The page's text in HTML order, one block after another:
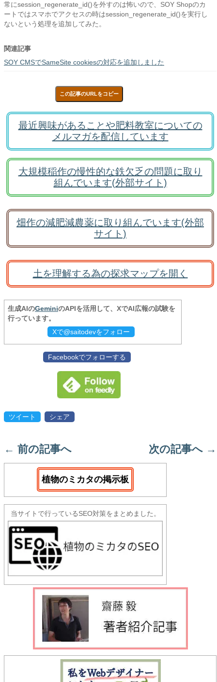
常にsession_regenerate_id()を外すのは怖いので、SOY Shopのカ
ートではスマホでアクセスの時はsession_regenerate_id()を実行し
ないという処理を追加してみた。
関連記事
SOY CMSでSameSite cookiesの対応を追加しました
この記事のURLをコピー
最近興味があることや肥料教室についての
メルマガを配信しています
大規模稲作の慢性的な鉄欠乏の問題に取り
組んでいます(外部サイト)
畑作の減肥減農薬に取り組んでいます(外部
サイト)
土を理解する為の探求マップを開く
生成AIのGeminiのAPIを活用して、XでAI広報の試験を
行っています。
Xで@saitodevをフォロー
Facebookでフォローする
ツイート シェア
← 前の記事へ 次の記事へ →
植物のミカタの掲示板
当サイトで行っているSEO対策をまとめました。